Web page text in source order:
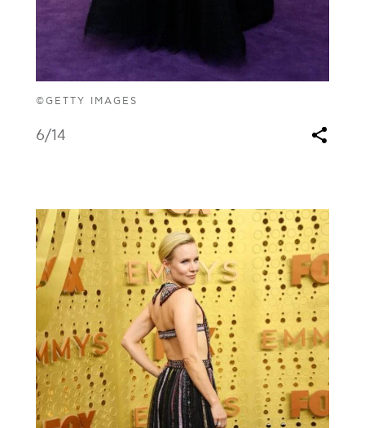
©GETTY IMAGES
6/14